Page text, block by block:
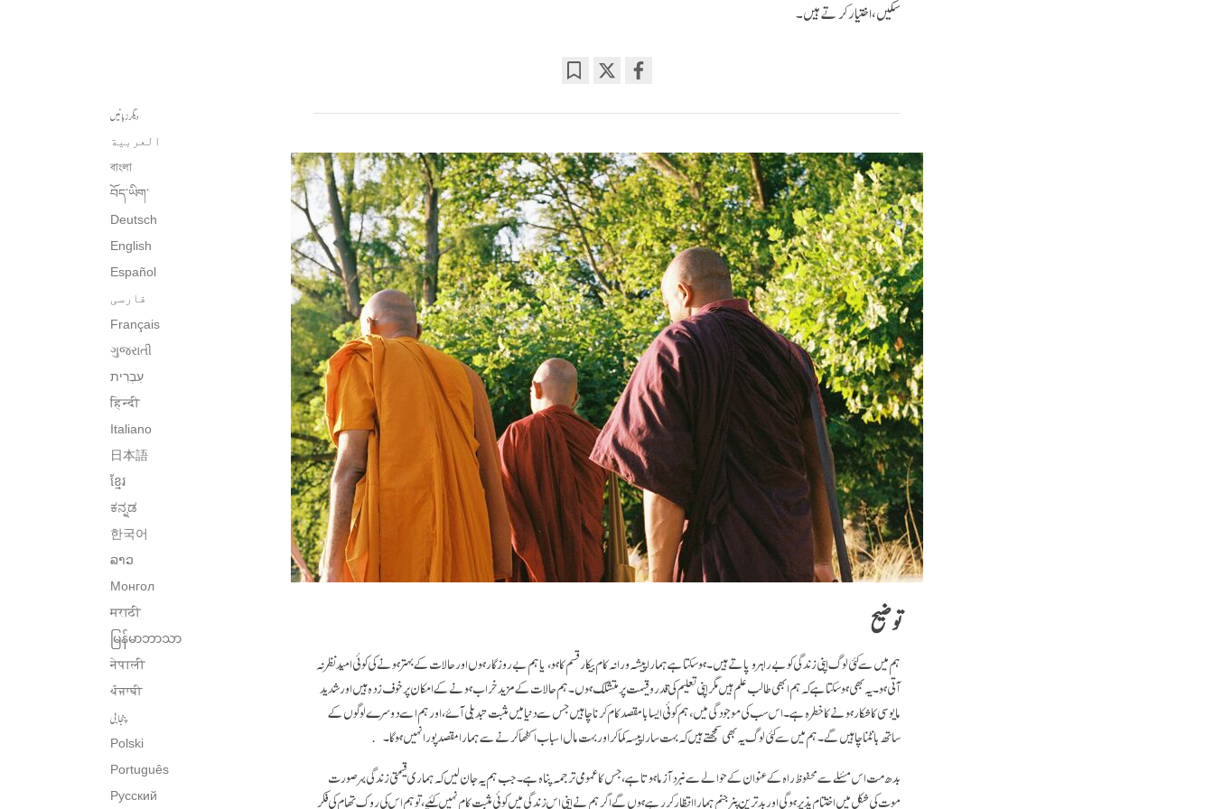
سکیں، اختیار کرتے ہیں۔
on
دیگر زبانیں
العربية
বাংলা
བོད་ཡིག་
Deutsch
English
Español
فارسی
Français
ગુજરાતી
עִבְרִית‎
हिन्दी
Italiano
日本語
ខ្មែរ
ಕನ್ನಡ
한국어
ລາວ
Монгол
मराठी
မြန်မာဘာသာ
नेपाली
ਪੰਜਾਬੀ
پنجابی
Polski
Português
Русский
توضیح
ہم میں سے کئی لوگ اپنی زندگی کو بے راہرو پاتے ہیں۔ ہو سکتا ہے ہمارا پیشہ ورانہ کام بیکار قسم کا ہو، یا ہم بے روز گار ہوں اور حالات کے بہتر ہونے کی کوئی امید نظر نہ
آتی ہو۔ یہ بھی ہو سکتا ہے کہ ہم ابھی طالب علم ہیں مگر اپنی تعلیم کی قدر و قیمت پر متشکک ہوں۔ ہم حالات کے مزید خراب ہونے کے امکان پر خوف زدہ ہیں اور شدید
مایوسی کا شکار ہونے کا خطرہ ہے۔ اس سب کی موجودگی میں، ہم کوئی ایسا با مقصد کام کرنا چاہیں جس سے دنیا میں مثبت تبدیلی آئے، اور ہم اسے دوسرے لوگوں کے
ساتھ بانٹنا چاہیں گے۔ ہم میں سے کئی لوگ یہ بھی سمجھتے ہیں کہ بہت سارا پیسہ کما کر اور بہت مال اسباب اکٹھا کرنے سے ہمارا مقصد پورا نہیں ہو گا۔
بدھ مت اس مسٔلے سے محفوظ راہ کے عنوان کے حوالے سے نبرد آزما ہوتا ہے، جس کا عمومی ترجمہ پناہ ہے۔ جب ہم یہ جان لیں کہ ہماری قیمتی زندگی بہر صورت
موت کی شکل میں اختتام پذیر ہو گی اور بد ترین پنر جنم ہمارا انتظار کر رہے ہوں گے اگر ہم نے اپنی اس زندگی میں کوئی مثبت کام نہیں کئیے، تو ہم اس کی روک تھام کی فکر